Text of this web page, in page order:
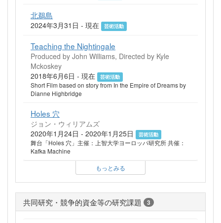
北鵜島
2024年3月31日 - 現在 芸術活動
Teaching the Nightingale
Produced by John Williams, Directed by Kyle
Mckoskey
2018年6月6日 - 現在
芸術活動
Short Film based on story from In the Empire of Dreams by
Dianne Highbridge
Holes 穴
ジョン・ウィリアムズ
2020年1月24日 - 2020年1月25日
芸術活動
舞台「Holes 穴」主催：上智大学ヨーロッパ研究所 共催：
Kafka Machine
もっとみる
共同研究・競争的資金等の研究課題 3